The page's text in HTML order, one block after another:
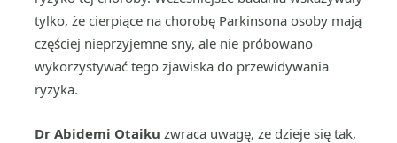
tylko, że cierpiące na chorobę Parkinsona osoby mają
częściej nieprzyjemne sny, ale nie próbowano
wykorzystywać tego zjawiska do przewidywania
ryzyka.
Dr Abidemi Otaiku zwraca uwagę, że dzieje się tak,